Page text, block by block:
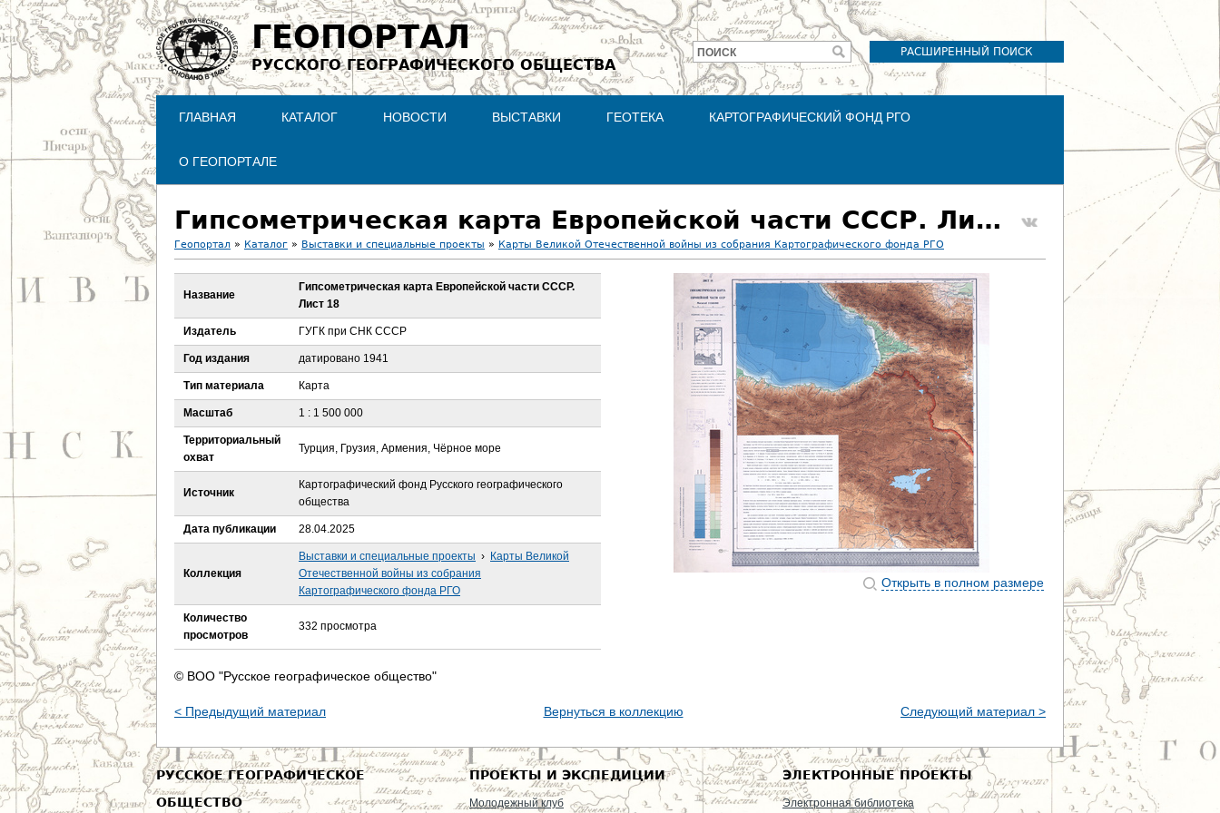
Jump to navigation
ГЕОПОРТАЛ
РУССКОГО ГЕОГРАФИЧЕСКОГО ОБЩЕСТВА
РАСШИРЕННЫЙ ПОИСК
Форма
поиска
ПОИСК
ГЛАВНАЯ КАТАЛОГ НОВОСТИ ВЫСТАВКИ ГЕОТЕКА КАРТОГРАФИЧЕСКИЙ ФОНД РГО
О ГЕОПОРТАЛЕ
Гипсометрическая карта Европейской части СССР. Лист 18
В
з
д
е
ь
Геопортал » Каталог » Выставки и специальные проекты » Карты Великой Отечественной войны из собрания Картографического фонда РГО
Открыть в полном размере
Название
Гипсометрическая карта Европейской части СССР.
Лист 18
Издатель ГУГК при СНК СССР
Год издания датировано 1941
Тип материала Карта
Масштаб 1 : 1 500 000
Территориальный
охват
Турция, Грузия, Армения, Чёрное море
Источник
Картографический фонд Русского географического
общества
Дата публикации 28.04.2025
Коллекция
Выставки и специальные проекты › Карты Великой
Отечественной войны из собрания
Картографического фонда РГО
Количество
просмотров
332 просмотра
© ВОО "Русское географическое общество"
< Предыдущий материал Вернуться в коллекцию Следующий материал >
РУССКОЕ ГЕОГРАФИЧЕСКОЕ
ОБЩЕСТВО
ПРОЕКТЫ И ЭКСПЕДИЦИИ
Молодежный клуб
ЭЛЕКТРОННЫЕ ПРОЕКТЫ
Электронная библиотека